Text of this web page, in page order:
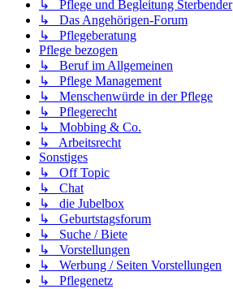
↳ Pflege und Begleitung Sterbender
↳ Das Angehörigen-Forum
↳ Pflegeberatung
Pflege bezogen
↳ Beruf im Allgemeinen
↳ Pflege Management
↳ Menschenwürde in der Pflege
↳ Pflegerecht
↳ Mobbing & Co.
↳ Arbeitsrecht
Sonstiges
↳ Off Topic
↳ Chat
↳ die Jubelbox
↳ Geburtstagsforum
↳ Suche / Biete
↳ Vorstellungen
↳ Werbung / Seiten Vorstellungen
↳ Pflegenetz